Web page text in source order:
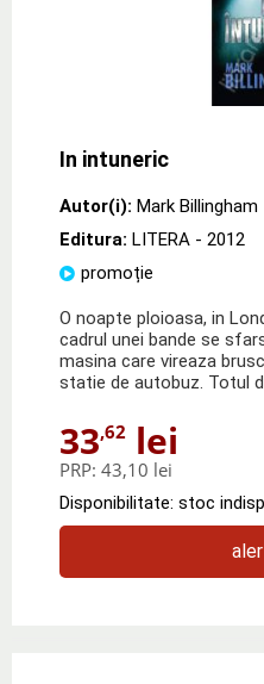
In intuneric
Autor(i): Mark Billingham
Editura: LITERA - 2012
promoție
O noapte ploioasa, in
cadrul unei bande se
masina care vireaza
statie de autobuz. Totul
33,62 lei
PRP: 43,10 lei
Disponibilitate: stoc